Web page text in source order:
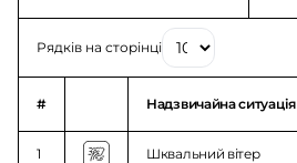
Рядків на сторінці
# Надзвичайна ситуація
1 Шквальний вітер